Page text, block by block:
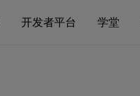
开发者平台 学堂